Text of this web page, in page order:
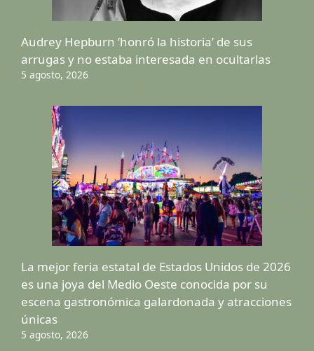
Audrey Hepburn ‘honró la historia’ de sus
arrugas y no estaba interesada en ocultarlas
5 agosto, 2026
La mejor feria estatal de Estados Unidos de 2026
es una joya del Medio Oeste conocida por su
escena gastronómica galardonada y atracciones
únicas
5 agosto, 2026